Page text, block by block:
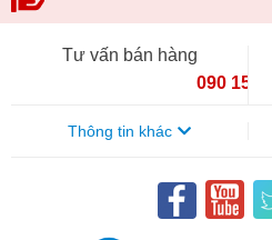
Tư vấn bán hàng
090 154 8866
Thông tin khác